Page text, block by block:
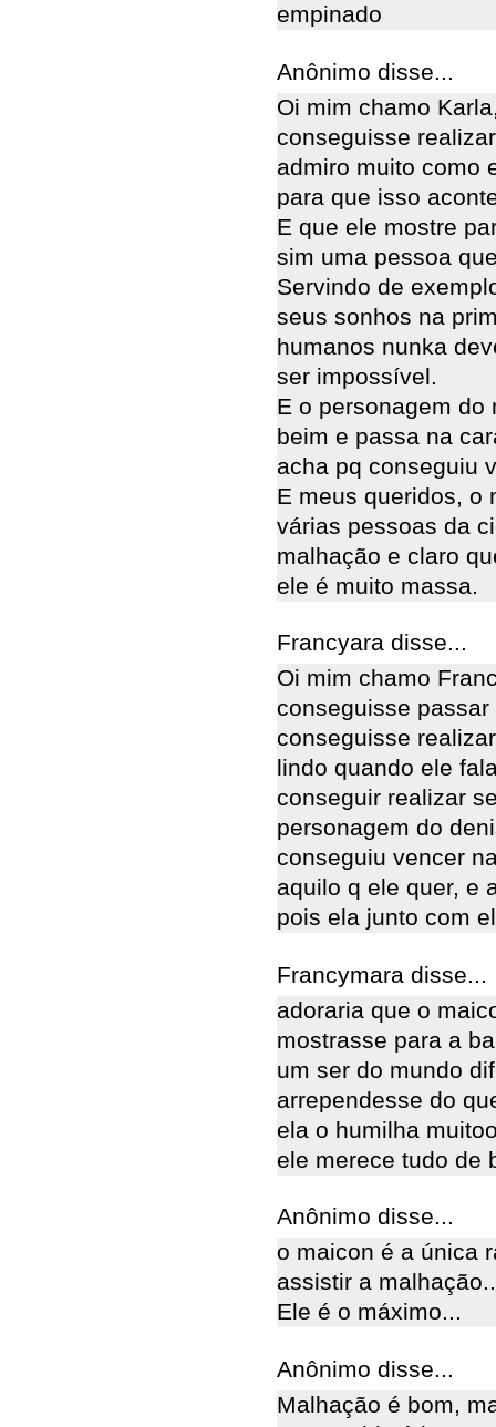
empinado
Anônimo disse...
Oi mim chamo
conseguisse
admiro muito como
para que isso
E que ele mostre
sim uma pessoa
Servindo de
seus sonhos na
humanos nunka
ser impossível.
E o personagem do
beim e passa na
acha pq conseguiu
E meus queridos, o
várias pessoas da
malhação e claro
ele é muito massa.
Francyara disse...
Oi mim chamo
conseguisse
conseguisse
lindo quando ele
conseguir realizar
personagem do
conseguiu vencer
aquilo q ele quer, e
pois ela junto com
Francymara disse...
adoraria que o
mostrasse para a
um ser do mundo
arrependesse do
ela o humilha
ele merece tudo de
Anônimo disse...
o maicon é a única
assistir a
Ele é o máximo...
Anônimo disse...
Malhação é bom,